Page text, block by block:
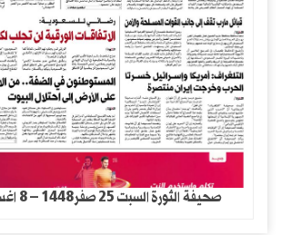
صحيفة الثورة السبت 25 صفر1448 – 8 اغسطس 2026